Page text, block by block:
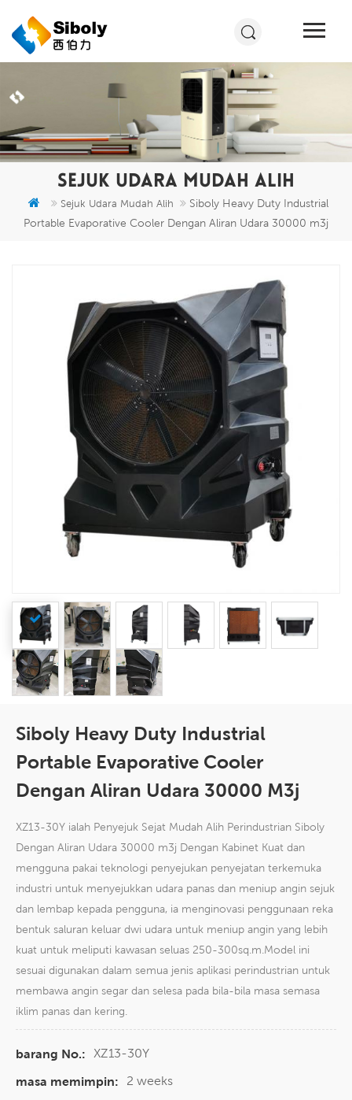
SEJUK UDARA MUDAH ALIH
Sejuk Udara Mudah Alih
Siboly Heavy Duty Industrial
Portable Evaporative Cooler Dengan Aliran Udara 30000 m3j
Siboly Heavy Duty Industrial
Portable Evaporative Cooler
Dengan Aliran Udara 30000 M3j
XZ13-30Y ialah Penyejuk Sejat Mudah Alih Perindustrian Siboly
Dengan Aliran Udara 30000 m3j Dengan Kabinet Kuat dan
mengguna pakai teknologi penyejukan penyejatan terkemuka
industri untuk menyejukkan udara panas dan meniup angin sejuk
dan lembap kepada pengguna, ia menginovasi penggunaan reka
bentuk saluran keluar dwi udara untuk meniup angin yang lebih
kuat untuk meliputi kawasan seluas 250-300sq.m.Model ini
sesuai digunakan dalam semua jenis aplikasi perindustrian untuk
membawa angin segar dan selesa pada bila-bila masa semasa
iklim panas dan kering.
barang No.: XZ13-30Y
masa memimpin:
2 weeks